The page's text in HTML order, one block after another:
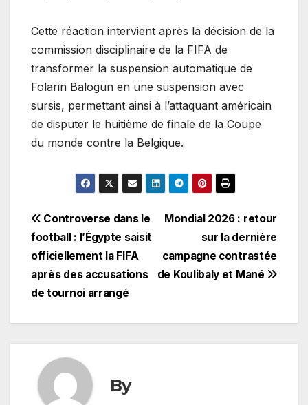
Cette réaction intervient après la décision de la
commission disciplinaire de la FIFA de
transformer la suspension automatique de
Folarin Balogun en une suspension avec
sursis, permettant ainsi à l’attaquant américain
de disputer le huitième de finale de la Coupe
du monde contre la Belgique.
Navigation
de
l’article
Mondial 2026 : retour
sur la dernière
campagne contrastée
de Koulibaly et Mané
Controverse dans le
football : l’Égypte saisit
officiellement la FIFA
après des accusations
de tournoi arrangé
By